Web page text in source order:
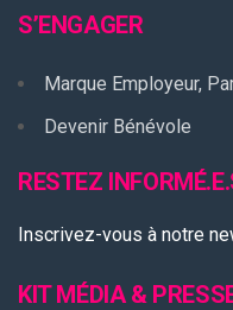
S’ENGAGER
Marque Employeur,
Devenir Bénévole
RESTEZ
Inscrivez-vous à notre
KIT MÉDIA &